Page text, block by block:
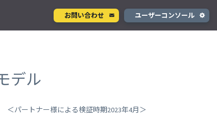
お問い合わせ ユーザーコンソール
生成 AI サービス
デル
＜パートナー様による検証時期2023年4月＞